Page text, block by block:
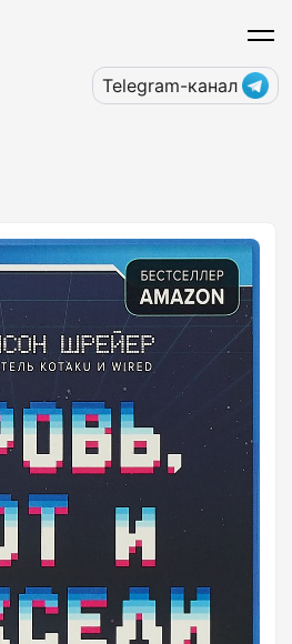
Telegram-канал